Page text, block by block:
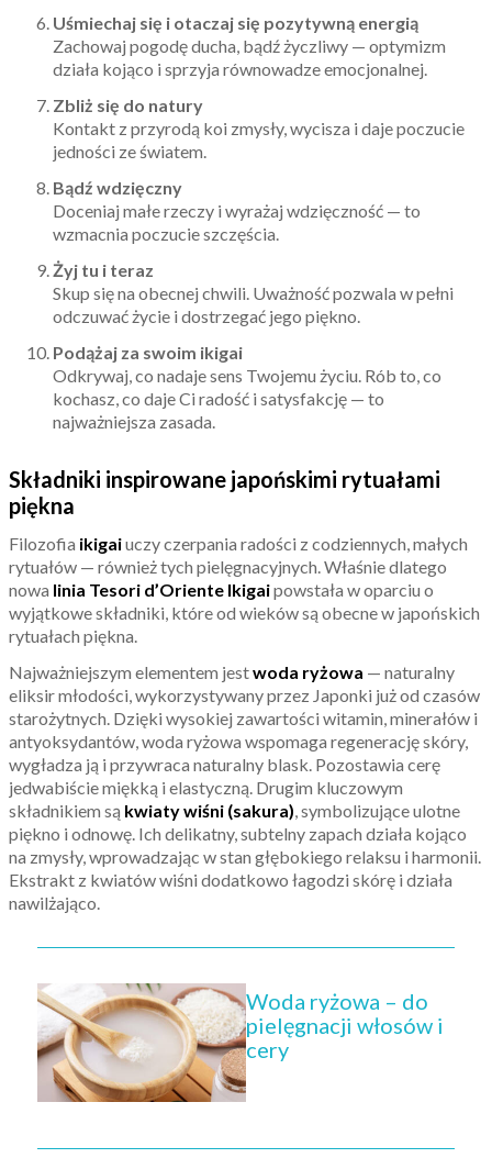
Uśmiechaj się i otaczaj się pozytywną energią
Zachowaj pogodę ducha, bądź życzliwy — optymizm
działa kojąco i sprzyja równowadze emocjonalnej.
Zbliż się do natury
Kontakt z przyrodą koi zmysły, wycisza i daje poczucie
jedności ze światem.
Bądź wdzięczny
Doceniaj małe rzeczy i wyrażaj wdzięczność — to
wzmacnia poczucie szczęścia.
Żyj tu i teraz
Skup się na obecnej chwili. Uważność pozwala w pełni
odczuwać życie i dostrzegać jego piękno.
Podążaj za swoim ikigai
Odkrywaj, co nadaje sens Twojemu życiu. Rób to, co
kochasz, co daje Ci radość i satysfakcję — to
najważniejsza zasada.
Składniki inspirowane japońskimi rytuałami
piękna
Filozofia ikigaiuczy czerpania radości z codziennych, małych
rytuałów — również tych pielęgnacyjnych. Właśnie dlatego
nowa linia Tesori d’Oriente Ikigaipowstała w oparciu o
wyjątkowe składniki, które od wieków są obecne w japońskich
rytuałach piękna.
Najważniejszym elementem jestwoda ryżowa — naturalny
eliksir młodości, wykorzystywany przez Japonki już od czasów
starożytnych. Dzięki wysokiej zawartości witamin, minerałów i
antyoksydantów, woda ryżowa wspomaga regenerację skóry,
wygładza ją i przywraca naturalny blask. Pozostawia cerę
jedwabiście miękką i elastyczną. Drugim kluczowym
składnikiem są kwiaty wiśni (sakura), symbolizujące ulotne
piękno i odnowę. Ich delikatny, subtelny zapach działa kojąco
na zmysły, wprowadzając w stan głębokiego relaksu i harmonii.
Ekstrakt z kwiatów wiśni dodatkowo łagodzi skórę i działa
nawilżająco.
Woda ryżowa – do
pielęgnacji włosów i
cery